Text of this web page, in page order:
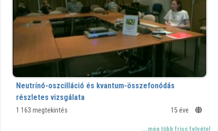
Intézmények
Közreműködők
világos
Neutrínó-oszcilláció és kvantum-összefonódás
részletes vizsgálata
1 163 megtekintés 15 éve
...még több friss felvétel